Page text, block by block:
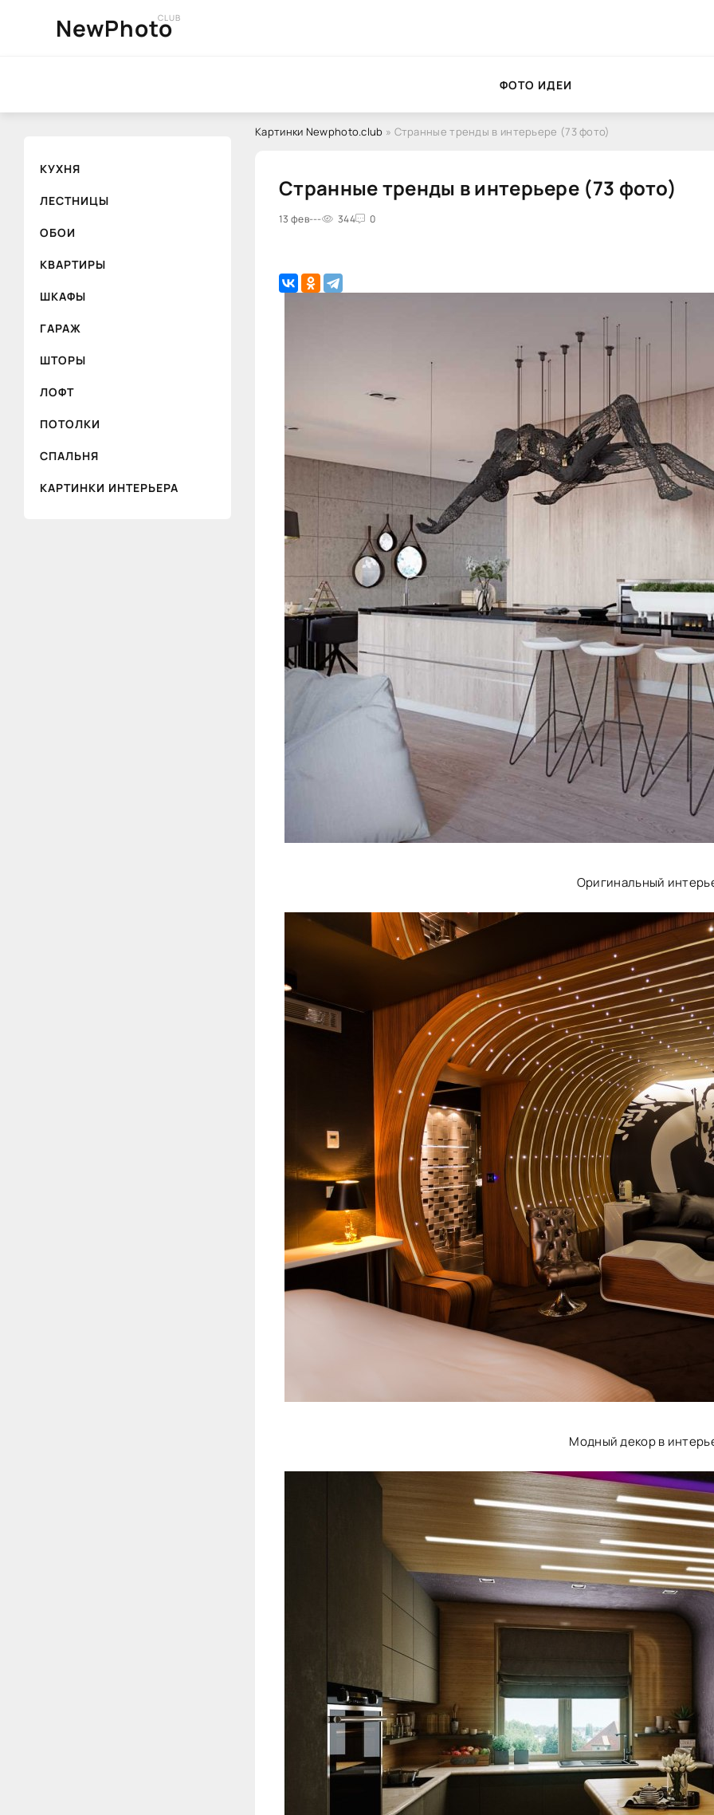
NewPhoto
CLUB
ФОТО ИДЕИ
КУХНЯ
ЛЕСТНИЦЫ
ОБОИ
КВАРТИРЫ
ШКАФЫ
ГАРАЖ
ШТОРЫ
ЛОФТ
ПОТОЛКИ
СПАЛЬНЯ
КАРТИНКИ ИНТЕРЬЕРА
Картинки Newphoto.club » Странные тренды в интерьере (73 фото)
Странные тренды в интерьере (73 фото)
13 фев--- 344 0
Оригинальный
Модный декор в